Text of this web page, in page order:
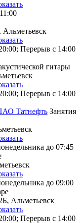
Альметьевск
Перерыв с 14:00
гитары
Перерыв с 14:00
Татнефть Занятия
до 07:45
до 09:00
Альметьевск
Перерыв с 14:00